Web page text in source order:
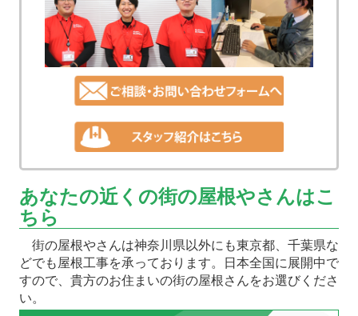
あなたの近くの街の屋根やさんはこ
ちら
街の屋根やさんは神奈川県以外にも東京都、千葉県な
どでも屋根工事を承っております。日本全国に展開中で
すので、貴方のお住まいの街の屋根さんをお選びくださ
い。